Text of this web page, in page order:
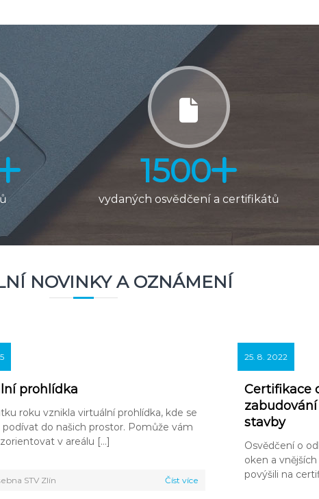
1500
vydaných osvědčení a certifikátů
NOVINKY A OZNÁMENÍ
prohlídka
roku vznikla virtuální prohlídka, kde se
do našich prostor. Pomůže vám
v areálu […]
STV Zlín Číst více
25. 8. 2022
Certifikace
stavby
Osvědčení o
oken a
povýšili na